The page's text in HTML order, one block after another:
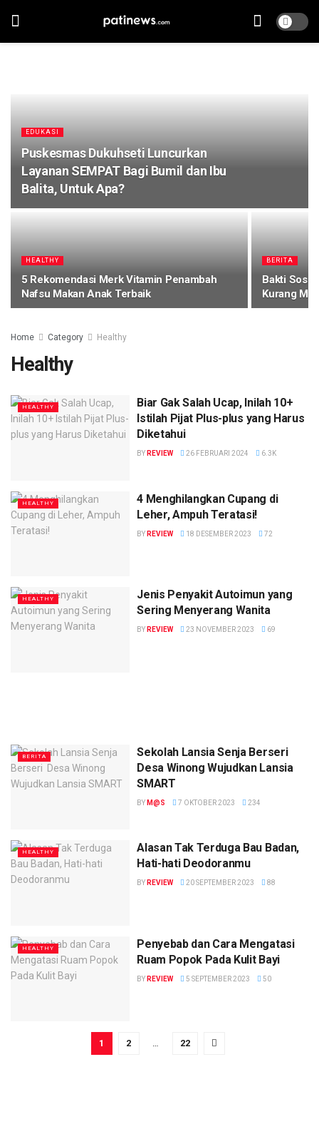
EDUKASI
Puskesmas Dukuhseti Luncurkan
Layanan SEMPAT Bagi Bumil dan Ibu
Balita, Untuk Apa?
HEALTHY
5 Rekomendasi Merk Vitamin Penambah
Nafsu Makan Anak Terbaik
BERITA
Bakti
Kurang
Home Category Healthy
Healthy
HEALTHY
Biar Gak Salah Ucap, Inilah 10+
Istilah Pijat Plus-plus yang Harus
Diketahui
BY REVIEW 26 FEBRUARI 2024 6.3K
HEALTHY
4 Menghilangkan Cupang di
Leher, Ampuh Teratasi!
BY REVIEW 18 DESEMBER 2023 72
HEALTHY
Jenis Penyakit Autoimun yang
Sering Menyerang Wanita
BY REVIEW 23 NOVEMBER 2023 69
BERITA
Sekolah Lansia Senja Berseri
Desa Winong Wujudkan Lansia
SMART
BY M@S 7 OKTOBER 2023 234
HEALTHY
Alasan Tak Terduga Bau Badan,
Hati-hati Deodoranmu
BY REVIEW 20 SEPTEMBER 2023 88
HEALTHY
Penyebab dan Cara Mengatasi
Ruam Popok Pada Kulit Bayi
BY REVIEW 5 SEPTEMBER 2023 50
1 2 … 22